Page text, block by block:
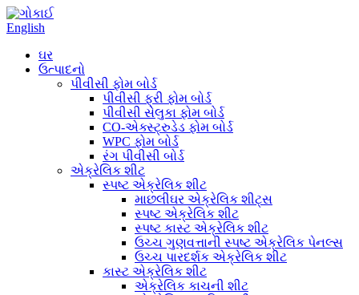
English
ઘર
ઉત્પાદનો
પીવીસી ફોમ બોર્ડ
પીવીસી ફ્રી ફોમ બોર્ડ
પીવીસી સેલુકા ફોમ બોર્ડ
CO-એક્સ્ટ્રુડેડ ફોમ બોર્ડ
WPC ફોમ બોર્ડ
રંગ પીવીસી બોર્ડ
એક્રેલિક શીટ
સ્પષ્ટ એક્રેલિક શીટ
માછલીઘર એક્રેલિક શીટ્સ
સ્પષ્ટ એક્રેલિક શીટ
સ્પષ્ટ કાસ્ટ એક્રેલિક શીટ
ઉચ્ચ ગુણવત્તાની સ્પષ્ટ એક્રેલિક પેનલ્સ
ઉચ્ચ પારદર્શક એક્રેલિક શીટ
કાસ્ટ એક્રેલિક શીટ
એક્રેલિક કાચની શીટ